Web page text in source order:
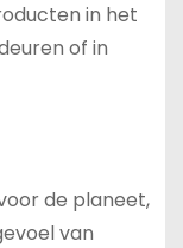
in het
of in
de planeet,
van